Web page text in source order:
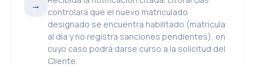
→
controlará que el nuevo matriculado
designado se encuentra habilitado (matrícula
al día y no registra sanciones pendientes), en
cuyo caso podrá darse curso a la solicitud del
Cliente.